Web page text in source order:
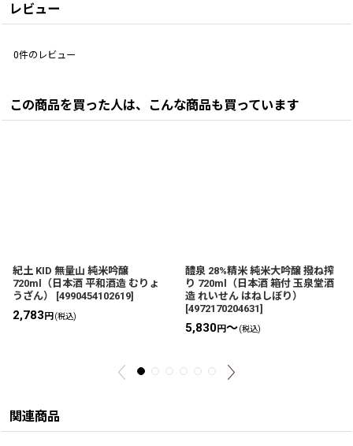
レビュー
0件のレビュー
この商品を買った人は、こんな商品も買っています
紀土 KID 無量山 純米吟醸
720ml（日本酒 平和酒造 むりょ
うざん）
[4990454102619]
2,783円(税込)
醴泉 28%精米 純米大吟醸 撥ね搾
り 720ml（日本酒 箱付 玉泉堂酒
造 れいせん はねしぼり）
[4972170204631]
5,830円～(税込)
関連商品